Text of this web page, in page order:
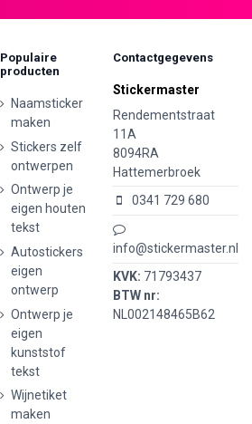
Populaire
producten
Naamsticker
maken
Stickers zelf
ontwerpen
Ontwerp je
eigen houten
tekst
Autostickers
eigen
ontwerp
Ontwerp je
eigen
kunststof
tekst
Wijnetiket
maken
Contactgegevens
Stickermaster
Rendementstraat
11A
8094RA
Hattemerbroek
0341 729 680
info@stickermaster.nl
KVK: 71793437
BTW nr:
NL002148465B62